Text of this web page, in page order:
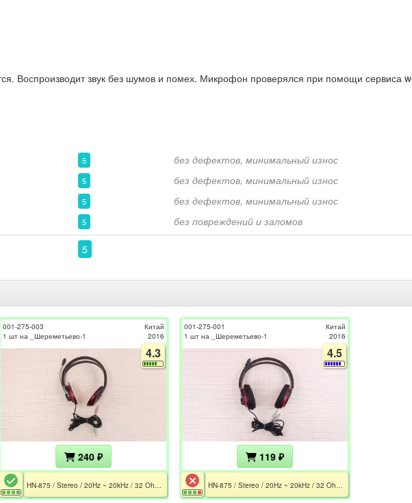
Воспроизводит звук без шумов и помех. Микрофон проверялся при помощи сервиса
5
без дефектов, минимальный износ
5
без дефектов, минимальный износ
5
без дефектов, минимальный износ
5 без повреждений и заломов
5
001-275-003
1 шт на _Шереметьево-1
Китай
2016
4.3
240 ₽
HN-875 / Stereo / 20Hz ~ 20kHz / 32 Ohm / Mic 20Hz ~ 16kHz / 2x MiniJack 3.5 / 1.8 m / Не работает микрофон
001-275-001
1 шт на _Шереметьево-1
Китай
2016
4.5
119 ₽
HN-875 / Stereo / 20Hz ~ 20kHz / 32 Ohm / Mic 20Hz ~ 16kHz / 2x MiniJack 3.5 / 1.8 m / Дефект звука и микрофона